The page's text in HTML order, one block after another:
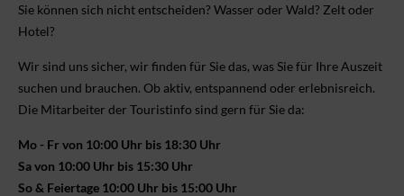
Sie können sich nicht ent­scheiden? Wasser oder Wald? Zelt oder
Hotel?
Wir sind uns sicher, wir finden für Sie das, was Sie für Ihre Aus­zeit
suchen und brauchen. Ob aktiv, ent­spannend oder erlebnis­reich.
Die Mitarbeiter der Touristinfo sind gern für Sie da:
Mo - Fr von 10:00 Uhr bis 18:30 Uhr
Sa von 10:00 Uhr bis 15:30 Uhr
So & Feiertage 10:00 Uhr bis 15:00 Uhr